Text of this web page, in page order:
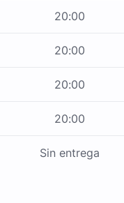
20:00
20:00
20:00
20:00
Sin entrega